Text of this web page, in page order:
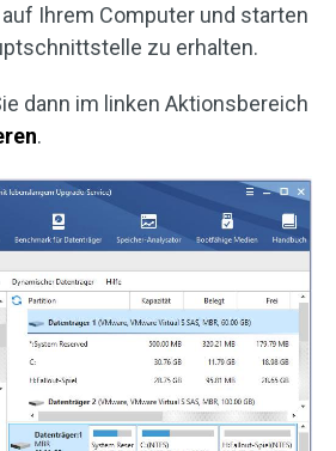
Ihrem Computer und starten
zu erhalten.
dann im linken Aktionsbereich
.